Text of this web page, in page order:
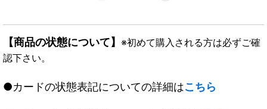
【商品の状態について】 ※初めて購入される方は必ずご確
認下さい。
●カードの状態表記についての詳細はこちら